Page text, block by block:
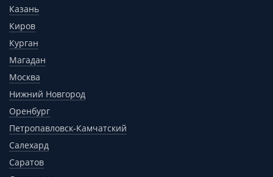
Казань
Киров
Курган
Магадан
Москва
Нижний Новгород
Оренбург
Петропавловск-Камчатский
Салехард
Саратов